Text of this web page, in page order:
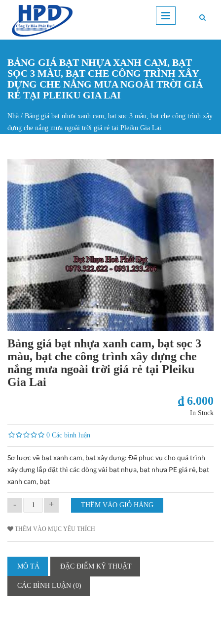
Nhảy đến nội dung
BẢNG GIÁ BẠT NHỰA XANH CAM, BẠT
SỌC 3 MÀU, BẠT CHE CÔNG TRÌNH XÂY
DỰNG CHE NẮNG MƯA NGOÀI TRỜI GIÁ
RẺ TẠI PLEIKU GIA LAI
Bạn đang ở đây
Nhà / Bảng giá bạt nhựa xanh cam, bạt sọc 3 màu, bạt che công trình xây
dựng che nắng mưa ngoài trời giá rẻ tại Pleiku Gia Lai
Bảng giá bạt nhựa xanh cam, bạt sọc 3
màu, bạt che công trình xây dựng che
nắng mưa ngoài trời giá rẻ tại Pleiku
Gia Lai
₫ 6.000
In Stock
0 Các bình luận
Sơ lược về bạt xanh cam, bạt xây dựng: Để phục vụ cho quá trình
xây dựng lắp đặt thì các dòng vải bạt nhựa, bạt nhựa PE giá rẻ, bạt
xanh cam, bạt
- +
THÊM VÀO MỤC YÊU THÍCH
MÔ TẢ ĐẶC ĐIỂM KỸ THUẬT
CÁC BÌNH LUẬN (0)